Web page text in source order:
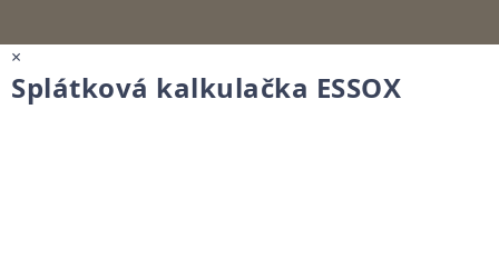
×
Splátková kalkulačka ESSOX